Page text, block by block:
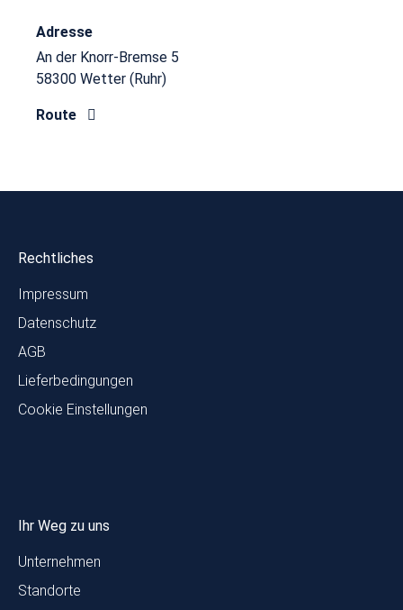
Adresse
An der Knorr-Bremse 5
58300 Wetter (Ruhr)
Route
Rechtliches
Impressum
Datenschutz
AGB
Lieferbedingungen
Cookie Einstellungen
Ihr Weg zu uns
Unternehmen
Standorte